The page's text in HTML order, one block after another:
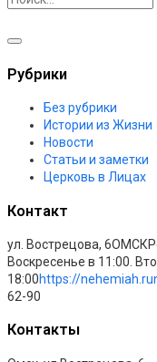
Рубрики
Без рубрики
Истории из Жизни
Новости
Статьи и заметки
Церковь в Лицах
Контакт
ул. Вострецова, 6ОМСК
Воскресенье в 11:00.
18:00https://nehemiah.ru
62-90
Контакты